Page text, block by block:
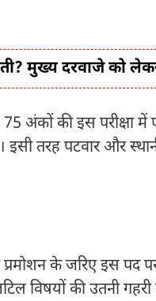
मुख्य दरवाजे को
75 अंकों की इस
तरह पटवार और
प्रमोशन के जरिए इस पद
विषयों की उतनी